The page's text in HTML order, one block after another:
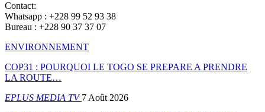
Contact:
Whatsapp : +228 99 52 93 38
Bureau : +228 90 37 37 07
ENVIRONNEMENT
COP31 : POURQUOI LE TOGO SE PREPARE A PRENDRE
LA ROUTE…
EPLUS MEDIA TV7 Août 2026